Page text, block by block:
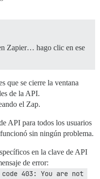
Zapier… hago clic en ese
que se cierre la ventana
de la API.
el Zap.
API para todos los usuarios
sin ningún problema.
en la clave de API
de error:
403: You are not